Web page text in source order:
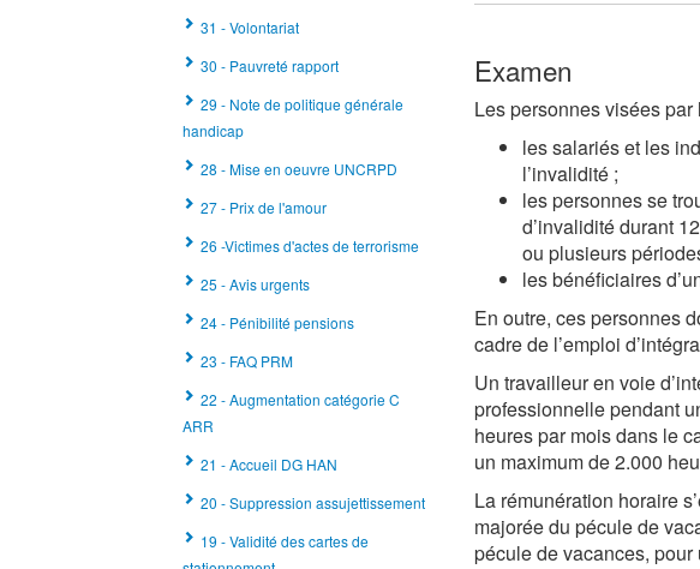
31 - Volontariat
30 - Pauvreté rapport
29 - Note de politique générale
handicap
28 - Mise en oeuvre UNCRPD
27 - Prix de l'amour
26 -Victimes d'actes de terrorisme
25 - Avis urgents
24 - Pénibilité pensions
23 - FAQ PRM
22 - Augmentation catégorie C
ARR
21 - Accueil DG HAN
20 - Suppression assujettissement
19 - Validité des cartes de
Examen
Les personnes visées
les salariés et les
l’invalidité ;
les personnes se
d’invalidité durant
ou plusieurs
les bénéficiaires
En outre, ces personnes
cadre de l’emploi
Un travailleur en voie
professionnelle pendant
heures par mois dans le
un maximum de 2.000
La rémunération horaire
majorée du pécule de
pécule de vacances,